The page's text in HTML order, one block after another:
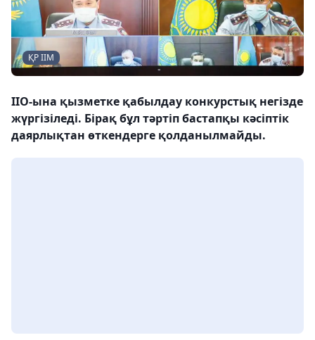
ҚР ІІМ
ІІО-ына қызметке қабылдау конкурстық негізде
жүргізіледі. Бірақ бұл тәртіп бастапқы кәсіптік
даярлықтан өткендерге қолданылмайды.